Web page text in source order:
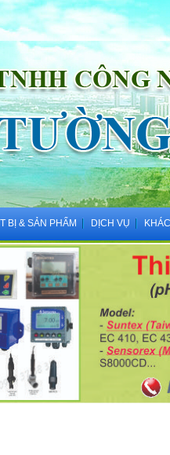
BỊ & SẢN PHẨM DỊCH VỤ